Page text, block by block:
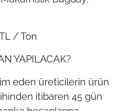
/ Ton
YAPILACAK?
eden üreticilerin ürün
itibaren 45 gün